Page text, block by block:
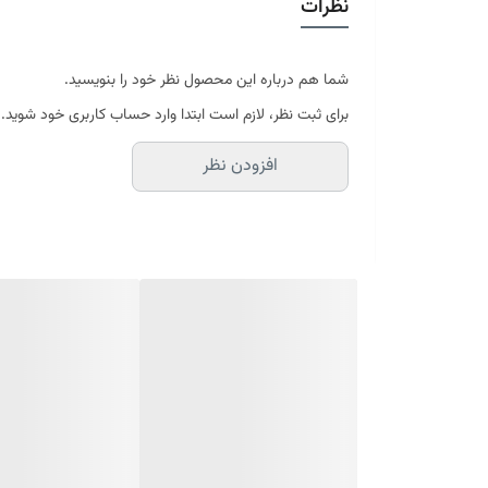
موجود در سایز بندی : 4 ، 6 ، 9 ، 12 متری ( قابل سفارش در ابعاد دلخواه-سایز غیر استاندارد)
ابعاد 6 متری : 200*300 سانتیمتر
ابعاد 9 متری : 250*350 سانتیمتر
ابعاد 12 متری : 300*400 سانتیمتر
ارسال کالای خواب متین تا کمتر از 30 روز کاری آینده
نظرات
شما هم درباره این محصول نظر خود را بنویسید.
برای ثبت نظر، لازم است ابتدا وارد حساب کاربری خود شوید.
افزودن نظر